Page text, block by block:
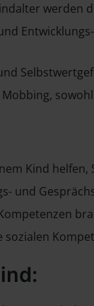
werden
Kind
und
sozialen